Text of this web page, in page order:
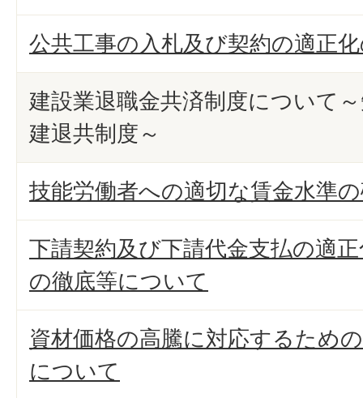
公共工事の入札及び契約の適正
建設業退職金共済制度について
建退共制度～
技能労働者への適切な賃金水準
下請契約及び下請代金支払の適
の徹底等について
資材価格の高騰に対応するため
について